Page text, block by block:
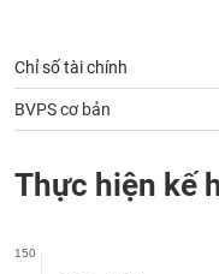
Chỉ số tài chính
BVPS cơ bản
Thực hiện kế
150